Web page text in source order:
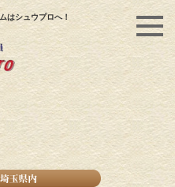
はシュウプロへ！